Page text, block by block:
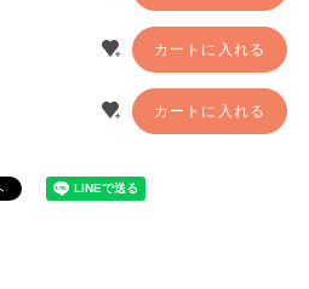
カートに入れる
カートに入れる